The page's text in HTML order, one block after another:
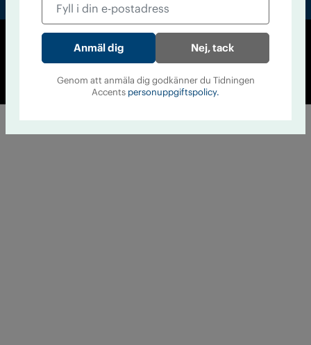
© Tidningen Accent 2026Nej, tack
Genom att anmäla dig godkänner du Tidningen
Accents personuppgiftspolicy.